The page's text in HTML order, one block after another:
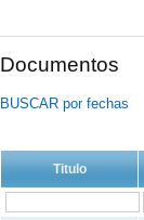
Documentos
BUSCAR por fechas
Titulo